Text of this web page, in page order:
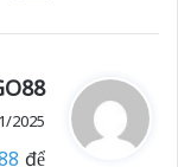
ي
ق
29/11/2025
để